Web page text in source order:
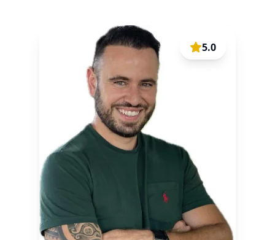
5.0